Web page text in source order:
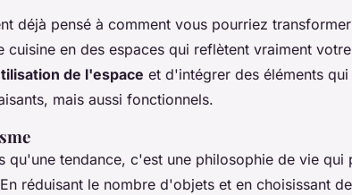
déjà pensé à comment vous pourriez
en des espaces qui reflètent vraiment
de l'espace et d'intégrer des éléments qui
mais aussi fonctionnels.
qu'une tendance, c'est une philosophie de vie qui
réduisant le nombre d'objets et en choisissant